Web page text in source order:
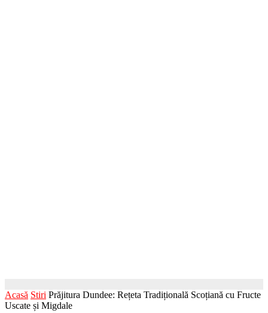
Acasă Stiri Prăjitura Dundee: Rețeta Tradițională Scoțiană cu Fructe
Uscate și Migdale